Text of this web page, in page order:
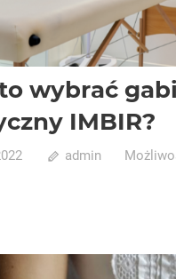
wybrać
IMBIR?
admin